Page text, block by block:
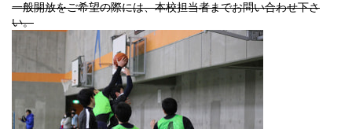
一般開放をご希望の際には、本校担当者までお問い合わせ下さ
い。